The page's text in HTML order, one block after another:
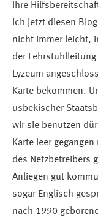
Ihre
ich jetzt diesen
nicht immer leicht,
der
Lyzeum
Karte bekommen.
usbekischer
wir sie benutzen
Karte leer
des Netzbetreibers
Anliegen gut
sogar Englisch
nach 1990